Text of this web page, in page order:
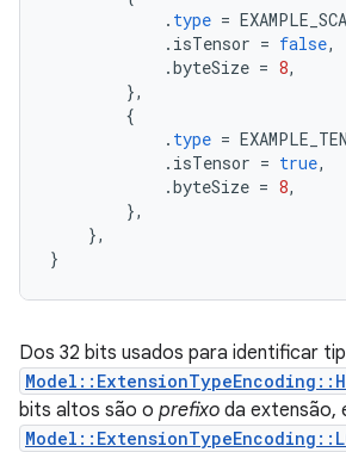
. type =
. isTensor = false,
.byteSize = 8,
},
{
. type =
. isTensor = true,
.byteSize = 8,
},
},
}
Dos 32 bits usados para identificar
bits altos são o prefixo da extensão,